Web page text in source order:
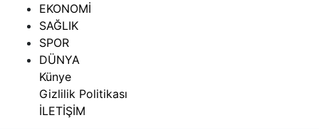
EKONOMİ
SAĞLIK
SPOR
DÜNYA
Künye
Gizlilik Politikası
İLETİŞİM